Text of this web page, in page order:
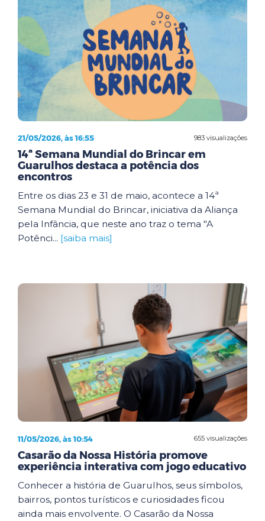
983 visualizações
21/05/2026, às 16:55
14ª Semana Mundial do Brincar em
Guarulhos destaca a potência dos
encontros
Entre os dias 23 e 31 de maio, acontece a 14ª
Semana Mundial do Brincar, iniciativa da Aliança
pela Infância, que neste ano traz o tema "A
Potênci... [saiba mais]
655 visualizações
11/05/2026, às 10:54
Casarão da Nossa História promove
experiência interativa com jogo educativo
Conhecer a história de Guarulhos, seus símbolos,
bairros, pontos turísticos e curiosidades ficou
ainda mais envolvente. O Casarão da Nossa